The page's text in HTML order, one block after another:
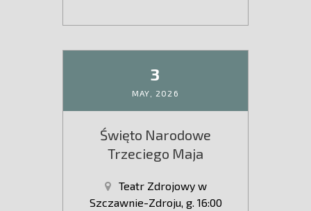
3
MAY, 2026
Święto Narodowe
Trzeciego Maja
Teatr Zdrojowy w
Szczawnie-Zdroju, g. 16:00